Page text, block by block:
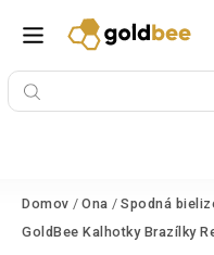
Domov / Ona / Spodná
GoldBee Kalhotky Brazílky